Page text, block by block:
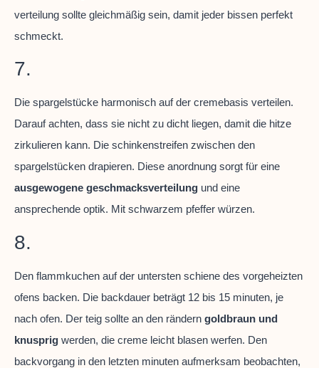
verteilung sollte gleichmäßig sein, damit jeder bissen perfekt
schmeckt.
7.
Die spargelstücke harmonisch auf der cremebasis verteilen.
Darauf achten, dass sie nicht zu dicht liegen, damit die hitze
zirkulieren kann. Die schinkenstreifen zwischen den
spargelstücken drapieren. Diese anordnung sorgt für eine
ausgewogene geschmacksverteilung und eine
ansprechende optik. Mit schwarzem pfeffer würzen.
8.
Den flammkuchen auf der untersten schiene des vorgeheizten
ofens backen. Die backdauer beträgt 12 bis 15 minuten, je
nach ofen. Der teig sollte an den rändern goldbraun und
knusprig werden, die creme leicht blasen werfen. Den
backvorgang in den letzten minuten aufmerksam beobachten,